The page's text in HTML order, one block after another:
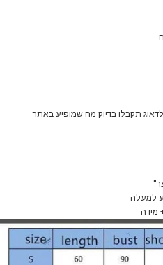
תקבלו בדיוק מה שמופיע באתר
למעלה